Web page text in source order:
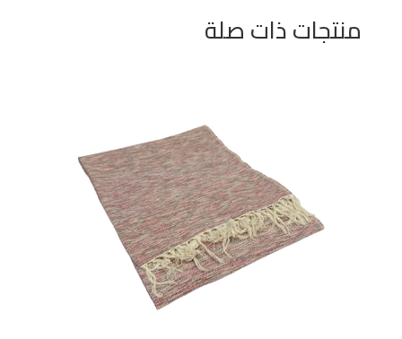
منتجات ذات صلة